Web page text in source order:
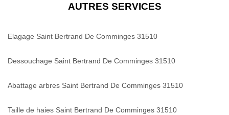
AUTRES SERVICES
Elagage Saint Bertrand De Comminges 31510
Dessouchage Saint Bertrand De Comminges 31510
Abattage arbres Saint Bertrand De Comminges 31510
Taille de haies Saint Bertrand De Comminges 31510